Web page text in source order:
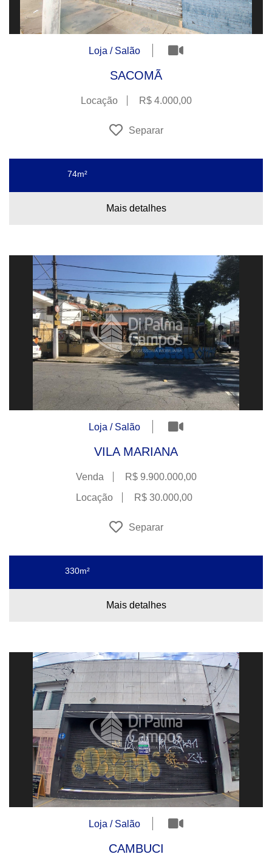
Loja / Salão
SACOMÃ
Locação R$ 4.000,00
Separar
74m²
Mais detalhes
Loja / Salão
VILA MARIANA
Venda
R$ 9.900.000,00
Locação
R$ 30.000,00
Separar
330m²
Mais detalhes
Loja / Salão
CAMBUCI